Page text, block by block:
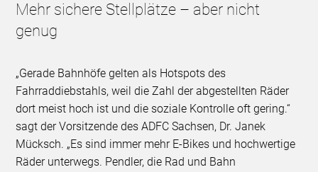
Mehr sichere Stellplätze – aber nicht
genug
„Gerade Bahnhöfe gelten als Hotspots des
Fahrraddiebstahls, weil die Zahl der abgestellten Räder
dort meist hoch ist und die soziale Kontrolle oft gering.“
sagt der Vorsitzende des ADFC Sachsen, Dr. Janek
Mücksch. „Es sind immer mehr E-Bikes und hochwertige
Räder unterwegs. Pendler, die Rad und Bahn